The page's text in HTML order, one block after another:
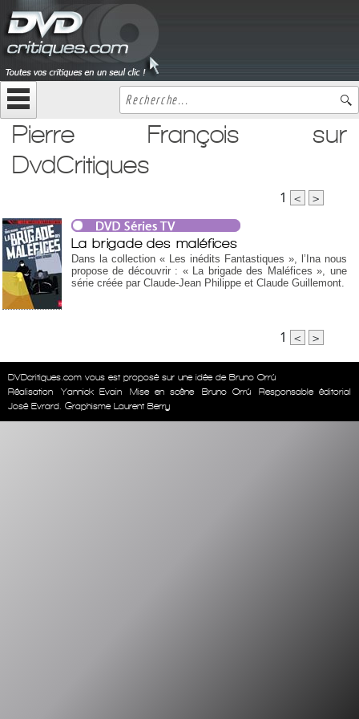
Pierre François sur
DvdCritiques
1 < >
La brigade des maléfices
Dans la collection « Les inédits Fantastiques », l’Ina nous
propose de découvrir : « La brigade des Maléfices », une
série créée par Claude-Jean Philippe et Claude Guillemont.
1 < >
DVDcritiques.com vous est proposé sur une idée de Bruno Orrú
Réalisation
Yannick Evain Mise en scène Bruno Orrú
Responsable éditorial
José Evrard. Graphisme Laurent Berry